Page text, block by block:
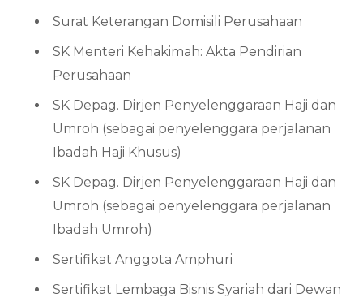
Surat Keterangan Domisili Perusahaan
SK Menteri Kehakimah: Akta Pendirian
Perusahaan
SK Depag. Dirjen Penyelenggaraan Haji dan
Umroh (sebagai penyelenggara perjalanan
Ibadah Haji Khusus)
SK Depag. Dirjen Penyelenggaraan Haji dan
Umroh (sebagai penyelenggara perjalanan
Ibadah Umroh)
Sertifikat Anggota Amphuri
Sertifikat Lembaga Bisnis Syariah dari Dewan